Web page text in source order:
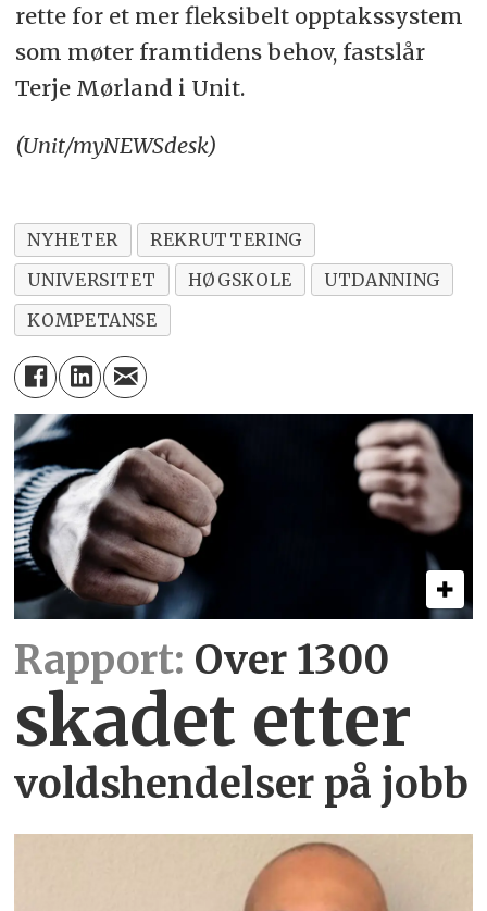
rette for et mer fleksibelt opptakssystem
som møter framtidens behov, fastslår
Terje Mørland i Unit.
(Unit/myNEWSdesk)
NYHETER
REKRUTTERING
UNIVERSITET
HØGSKOLE
UTDANNING
KOMPETANSE
Rapport: Over 1300
skadet etter
voldshendelser på jobb